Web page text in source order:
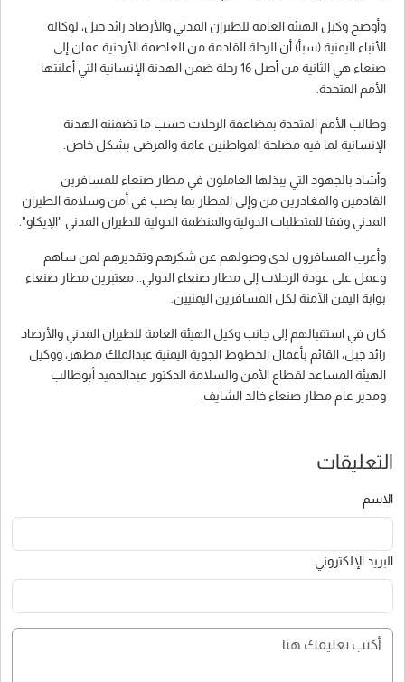
وأوضح وكيل الهيئة العامة للطيران المدني والأرصاد رائد جبل، لوكالة
الأنباء اليمنية (سبأ) أن الرحلة القادمة من العاصمة الأردنية عمان إلى
صنعاء هي الثانية من أصل 16 رحلة ضمن الهدنة الإنسانية التي أعلنتها
الأمم المتحدة.
وطالب الأمم المتحدة بمضاعفة الرحلات حسب ما تضمنته الهدنة
الإنسانية لما فيه مصلحة المواطنين عامة والمرضى بشكل خاص.
وأشاد بالجهود التي يبذلها العاملون في مطار صنعاء للمسافرين
القادمين والمغادرين من وإلى المطار بما يصب في أمن وسلامة الطيران
المدني وفقا للمتطلبات الدولية والمنظمة الدولية للطيران المدني "الإيكاو".
وأعرب المسافرون لدى وصولهم عن شكرهم وتقديرهم لمن ساهم
وعمل على عودة الرحلات إلى مطار صنعاء الدولي.. معتبرين مطار صنعاء
بوابة اليمن الآمنة لكل المسافرين اليمنيين.
كان في استقبالهم إلى جانب وكيل الهيئة العامة للطيران المدني والأرصاد
رائد جبل، القائم بأعمال الخطوط الجوية اليمنية عبدالملك مطهر، ووكيل
الهيئة المساعد لقطاع الأمن والسلامة الدكتور عبدالحميد أبوطالب
ومدير عام مطار صنعاء خالد الشايف.
التعليقات
الاسم
البريد الإلكتروني